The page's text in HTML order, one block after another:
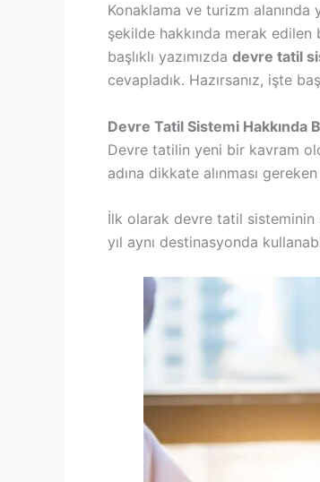
Konaklama ve turizm
şekilde hakkında merak
başlıklı yazımızda devre tatil
cevapladık. Hazırsanız, işte
Devre Tatil Sistemi Hakkında
Devre tatilin yeni bir kavram
adına dikkate alınması
İlk olarak devre tatil sisteminin
yıl aynı destinasyonda